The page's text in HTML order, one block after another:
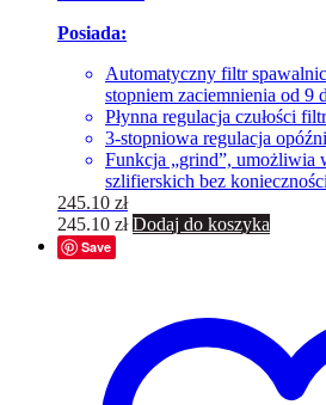
Posiada:
Automatyczny filtr
stopniem zaciemnienia od 9
Płynna regulacja czułości
3-stopniowa regulacja
Funkcja „grind”, umożliwia
szlifierskich bez
245.10 zł
245.10 zł Dodaj do koszyka
Save